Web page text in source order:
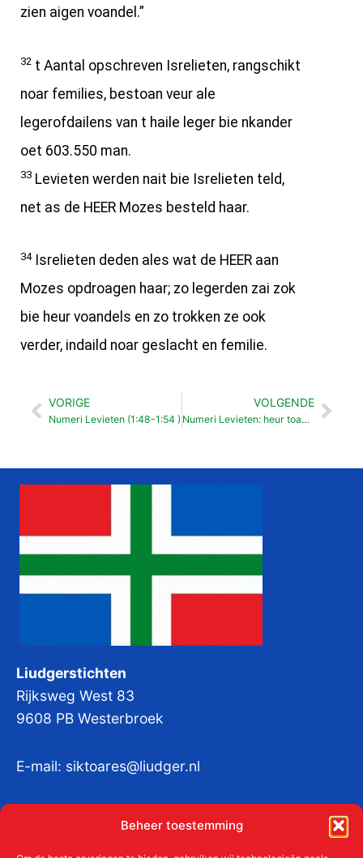
Beheer toestemming
zien aigen voandel.”
32 t Aantal opschreven Isrelieten, rangschikt
noar femilies, bestoan veur ale
legerofdailens van t haile leger bie nkander
oet 603.550 man.
33 Levieten werden nait bie Isrelieten teld,
net as de HEER Mozes besteld haar.
34Isrelieten deden ales wat de HEER aan
Mozes opdroagen haar; zo legerden zai zok
bie heur voandels en zo trokken ze ook
verder, indaild noar geslacht en femilie.
Vorige
VORIGE
Numeri Levieten (1:48-1:54 )
VOLGENDE
Numeri Levieten: heur toak (3:1-4:49 )
Liudgerstichten
Rijksweg West 83
9608 PB Westerbroek
E-mail: siktoares@liudger.nl